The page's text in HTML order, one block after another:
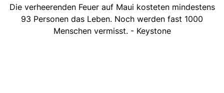
Die verheerenden Feuer auf Maui kosteten mindestens
93 Personen das Leben. Noch werden fast 1000
Menschen vermisst. - Keystone